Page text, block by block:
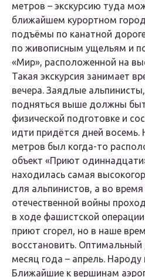
метров – экскурсию туда
ближайшем курортном
подъёмы по канатной
по живописным ущельям и
«Мир», расположенной на
Такая экскурсия занимает
вечера. Заядлые
подняться выше должны
физической подготовке и
идти придётся дней восемь.
метров был когда-то
объект «Приют
находилась самая
для альпинистов, а во
отечественной войны
в ходе фашистской
приют сгорел, но в наше
восстановить.
месяц года – апрель.
Ближайшие к вершинам